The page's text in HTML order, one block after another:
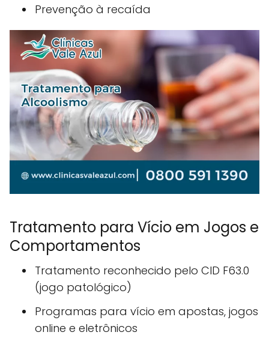
Prevenção à recaída
Tratamento para Vício em Jogos e
Comportamentos
Tratamento reconhecido pelo CID F63.0
(jogo patológico)
Programas para vício em apostas, jogos
online e eletrônicos